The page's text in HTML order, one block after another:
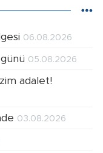
06.08.2026
05.08.2026
adalet!
03.08.2026